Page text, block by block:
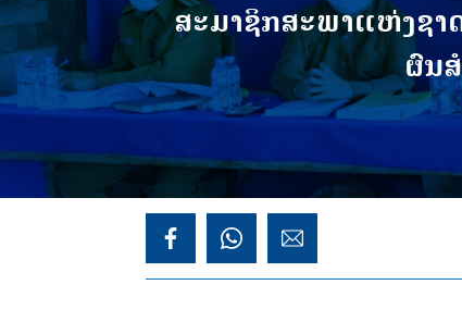
ສະມາຊິກສະພາແຫ່ງຊາ
ຜົນ